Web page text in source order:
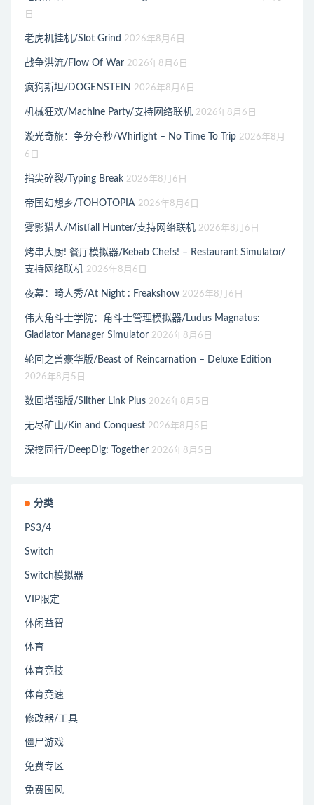
日
老虎机挂机/Slot Grind 2026年8月6日
战争洪流/Flow Of War 2026年8月6日
疯狗斯坦/DOGENSTEIN 2026年8月6日
机械狂欢/Machine Party/支持网络联机 2026年8月6日
漩光奇旅：争分夺秒/Whirlight – No Time To Trip 2026年8月
6日
指尖碎裂/Typing Break 2026年8月6日
帝国幻想乡/TOHOTOPIA 2026年8月6日
雾影猎人/Mistfall Hunter/支持网络联机 2026年8月6日
烤串大厨! 餐厅模拟器/Kebab Chefs! – Restaurant Simulator/
支持网络联机 2026年8月6日
夜幕：畸人秀/At Night : Freakshow 2026年8月6日
伟大角斗士学院：角斗士管理模拟器/Ludus Magnatus:
Gladiator Manager Simulator 2026年8月6日
轮回之兽豪华版/Beast of Reincarnation – Deluxe Edition
2026年8月5日
数回增强版/Slither Link Plus 2026年8月5日
无尽矿山/Kin and Conquest 2026年8月5日
深挖同行/DeepDig: Together 2026年8月5日
分类
PS3/4
Switch
Switch模拟器
VIP限定
休闲益智
体育
体育竞技
体育竞速
修改器/工具
僵尸游戏
免费专区
免费国风